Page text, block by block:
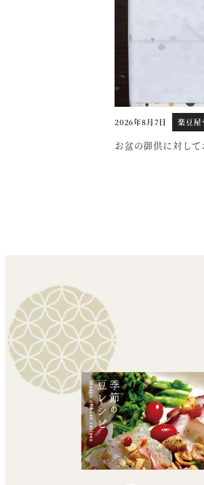
お盆の御供に対して
2026年8月7日 楽豆屋
ジ
送
り